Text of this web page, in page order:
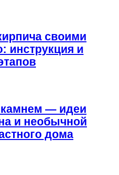
своими
инструкция и
— идеи
и необычной
дома